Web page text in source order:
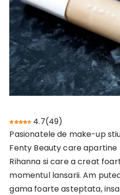
4.7(49)
Pasionatele de make-up
Fenty Beauty care
Rihanna si care a creat
momentul lansarii. Am
gama foarte asteptata,